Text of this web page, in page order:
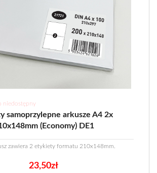
niedostępny
samoprzylepne arkusze A4 2x
(Economy) DE1
zawiera 2 etykiety formatu 210x148mm.
23,50zł